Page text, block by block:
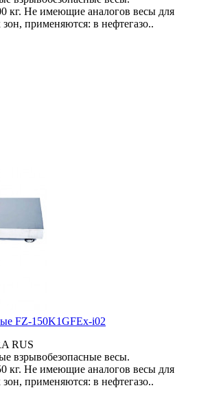
кг. Не имеющие аналогов весы для
применяются: в нефтегазо..
FZ-150K1GFEx-i02
RUS
взрывобезопасные весы.
кг. Не имеющие аналогов весы для
применяются: в нефтегазо..